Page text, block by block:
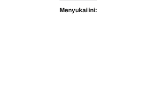
Menyukai ini: